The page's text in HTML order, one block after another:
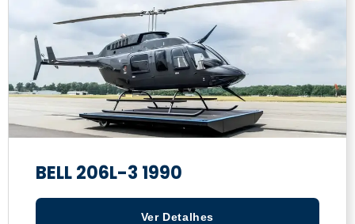
BELL 206L-3 1990
Ver Detalhes